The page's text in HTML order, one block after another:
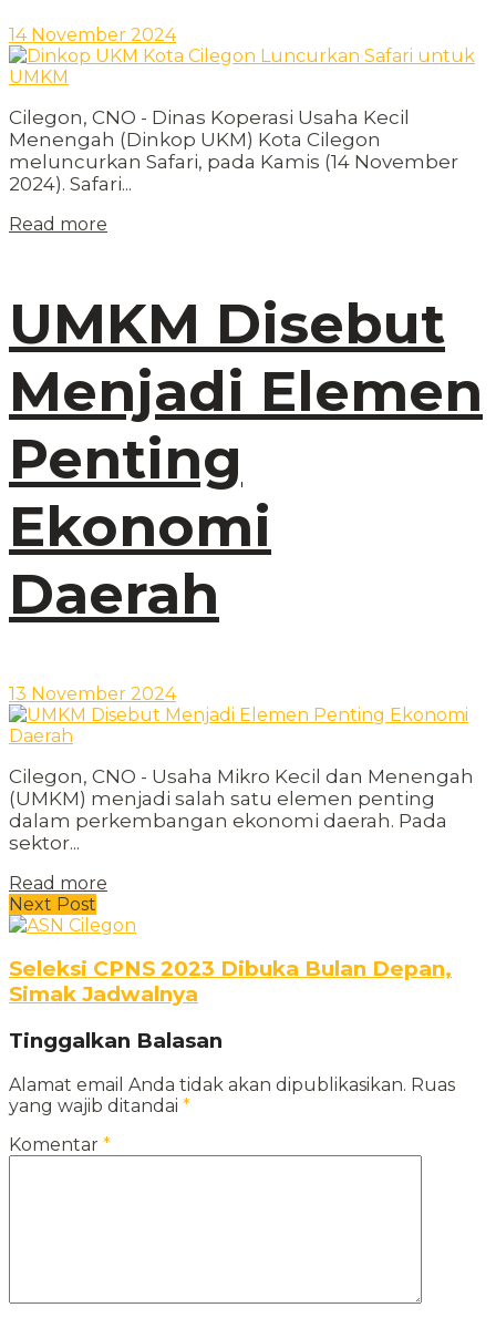
14 November 2024
Cilegon, CNO - Dinas Koperasi Usaha Kecil
Menengah (Dinkop UKM) Kota Cilegon
meluncurkan Safari, pada Kamis (14 November
2024). Safari...
Read more
UMKM Disebut
Menjadi Elemen
Penting
Ekonomi
Daerah
13 November 2024
Cilegon, CNO - Usaha Mikro Kecil dan Menengah
(UMKM) menjadi salah satu elemen penting
dalam perkembangan ekonomi daerah. Pada
sektor...
Read more
Next Post
Seleksi CPNS 2023 Dibuka Bulan Depan,
Simak Jadwalnya
Tinggalkan Balasan
Alamat email Anda tidak akan dipublikasikan. Ruas
yang wajib ditandai *
Komentar *